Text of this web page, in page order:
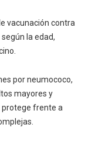
vacunación contra
la edad,
por neumococo,
mayores y
protege frente a